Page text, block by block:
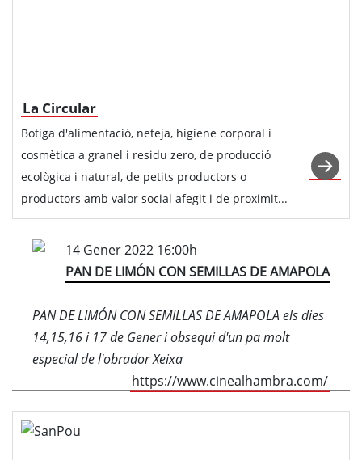
La Circular
Botiga d'alimentació, neteja, higiene corporal i
cosmètica a granel i residu zero, de producció
ecològica i natural, de petits productors o
productors amb valor social afegit i de proximit...
14 Gener 2022 16:00h
PAN DE LIMÓN CON SEMILLAS DE AMAPOLA
PAN DE LIMÓN CON SEMILLAS DE AMAPOLA els dies
14,15,16 i 17 de Gener i obsequi d'un pa molt
especial de l'obrador Xeixa
https://www.cinealhambra.com/